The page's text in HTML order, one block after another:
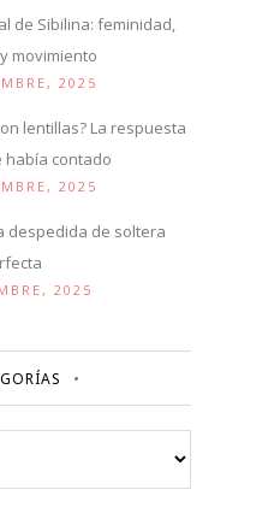
de Sibilina: feminidad,
movimiento
2025
lentillas? La respuesta
había contado
2025
despedida de soltera
2025